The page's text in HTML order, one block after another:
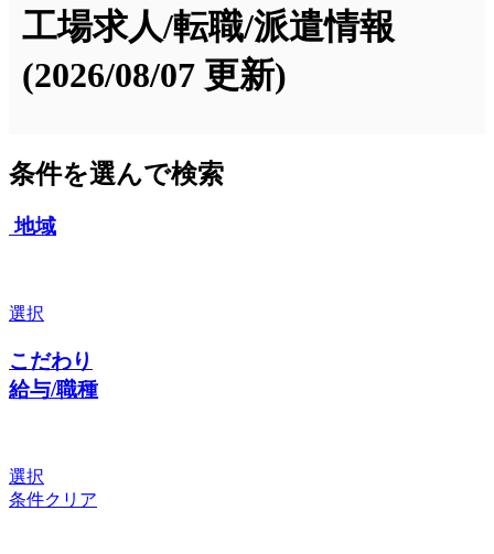
工場求人/転職/派遣情報
(2026/08/07 更新)
条件を選んで検索
地域
選択
こだわり
給与/職種
選択
条件クリア